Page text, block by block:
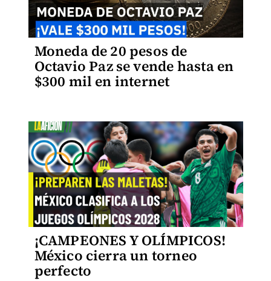
Moneda de 20 pesos de
Octavio Paz se vende hasta en
$300 mil en internet
¡CAMPEONES Y OLÍMPICOS!
México cierra un torneo
perfecto